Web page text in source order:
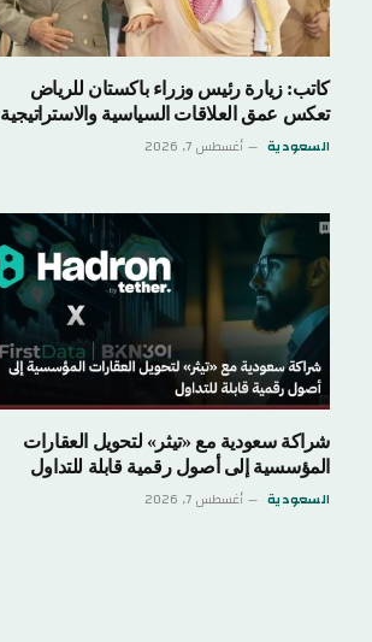
كاتب: زيارة رئيس وزراء باكستان للرياض
تعكس عمق العلاقات السياسية والاستراتيجية
السعودية أغسطس 7, 2026
شراكة سعودية مع «تيثر» لتحويل العقارات
المؤسسية إلى أصول رقمية قابلة للتداول
السعودية أغسطس 7, 2026